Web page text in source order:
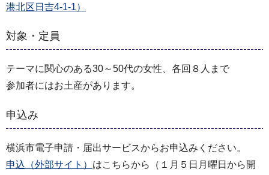
港北区日吉4-1-1）
対象・定員
テーマに関心のある30～50代の女性、各回８人まで
参加者にはお土産があります。
申込み
横浜市電子申請・届出サービスからお申込みください。
申込（外部サイト） はこちらから（１月５日月曜日から開